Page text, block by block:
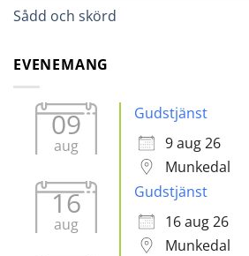
Sådd och skörd
EVENEMANG
09
aug
Gudstjänst
9 aug 26
Munkedal
16
aug
Gudstjänst
16 aug 26
Munkedal